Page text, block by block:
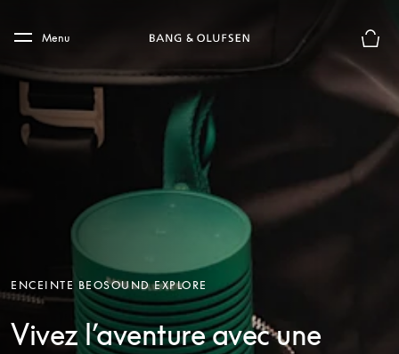
Skip to main footer
Menu
Le
ENCEINTE BEOSOUND EXPLORE
Vivez l’aventure avec une